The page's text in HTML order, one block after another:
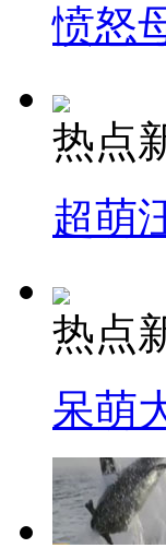
愤怒
热点
超萌
热点
呆萌